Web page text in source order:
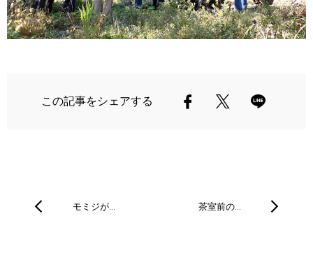
この記事をシェアする
モミジが… 茶室前の…